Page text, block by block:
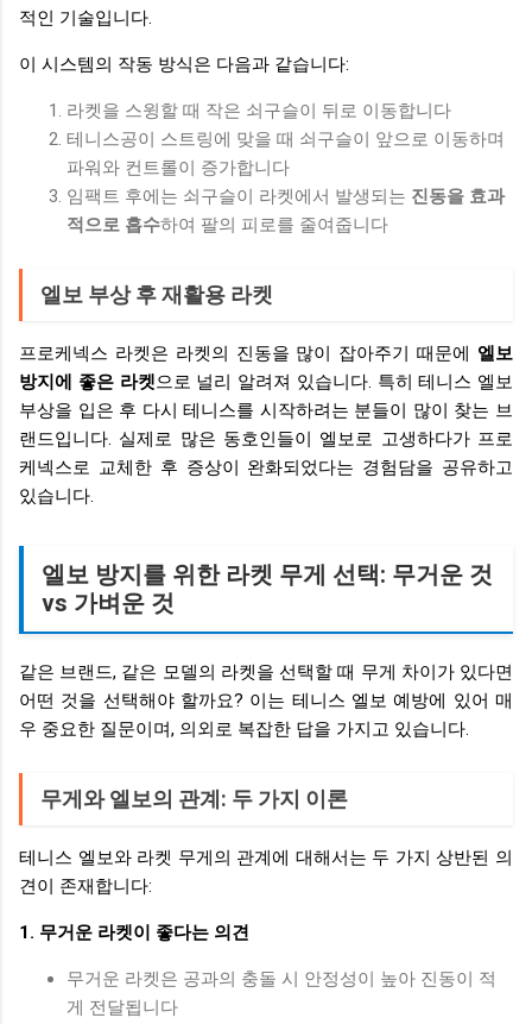
적인 기술입니다.
이 시스템의 작동 방식은 다음과 같습니다:
라켓을 스윙할 때 작은 쇠구슬이 뒤로 이동합니다
테니스공이 스트링에 맞을 때 쇠구슬이 앞으로 이동하며
파워와 컨트롤이 증가합니다
임팩트 후에는 쇠구슬이 라켓에서 발생되는 진동을 효과
적으로 흡수하여 팔의 피로를 줄여줍니다
엘보 부상 후 재활용 라켓
프로케넥스 라켓은 라켓의 진동을 많이 잡아주기 때문에 엘보
방지에 좋은 라켓으로 널리 알려져 있습니다. 특히 테니스 엘보
부상을 입은 후 다시 테니스를 시작하려는 분들이 많이 찾는 브
랜드입니다. 실제로 많은 동호인들이 엘보로 고생하다가 프로
케넥스로 교체한 후 증상이 완화되었다는 경험담을 공유하고
있습니다.
엘보 방지를 위한 라켓 무게 선택: 무거운 것
vs 가벼운 것
같은 브랜드, 같은 모델의 라켓을 선택할 때 무게 차이가 있다면
어떤 것을 선택해야 할까요? 이는 테니스 엘보 예방에 있어 매
우 중요한 질문이며, 의외로 복잡한 답을 가지고 있습니다.
무게와 엘보의 관계: 두 가지 이론
테니스 엘보와 라켓 무게의 관계에 대해서는 두 가지 상반된 의
견이 존재합니다:
1. 무거운 라켓이 좋다는 의견
무거운 라켓은 공과의 충돌 시 안정성이 높아 진동이 적
게 전달됩니다